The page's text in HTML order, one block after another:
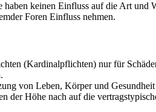
keinen Einfluss auf die Art und
Foren Einfluss nehmen.
(Kardinalpflichten) nur für
von Leben, Körper und
der Höhe nach auf die